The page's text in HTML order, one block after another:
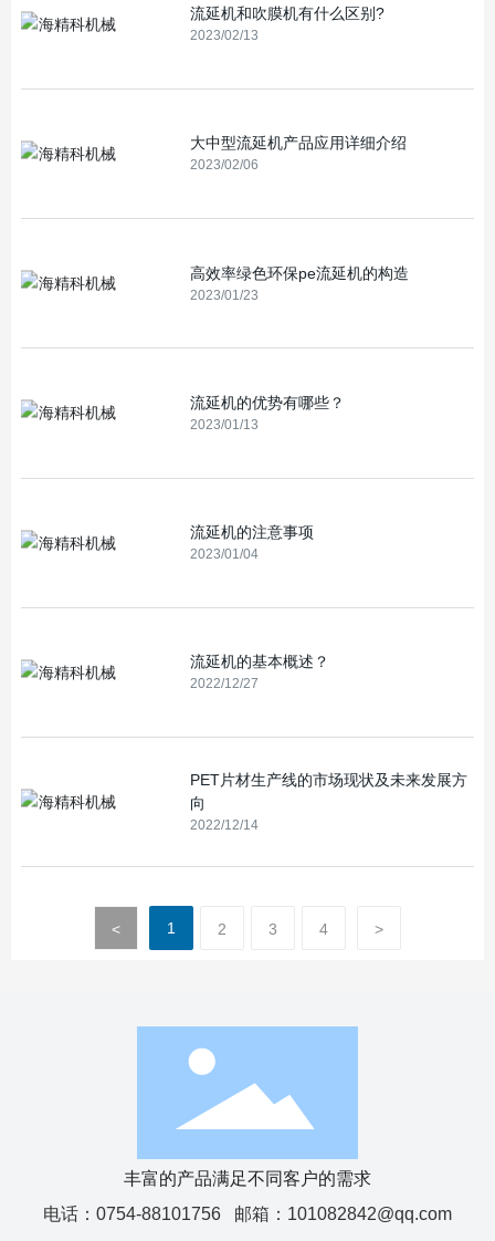
流延机和吹膜机有什么区别?
2023/02/13
大中型流延机产品应用详细介绍
2023/02/06
高效率绿色环保pe流延机的构造
2023/01/23
流延机的优势有哪些？
2023/01/13
流延机的注意事项
2023/01/04
流延机的基本概述？
2022/12/27
PET片材生产线的市场现状及未来发展方
向
2022/12/14
< 1 2 3 4 >
丰富的产品满足不同客户的需求
电话： 0754-88101756邮箱： 101082842@qq.com